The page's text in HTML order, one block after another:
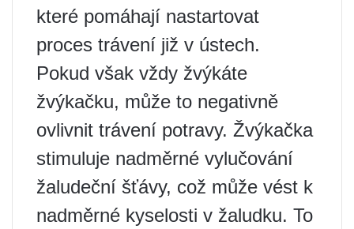
které pomáhají nastartovat
proces trávení již v ústech.
Pokud však vždy žvýkáte
žvýkačku, může to negativně
ovlivnit trávení potravy. Žvýkačka
stimuluje nadměrné vylučování
žaludeční šťávy, což může vést k
nadměrné kyselosti v žaludku. To